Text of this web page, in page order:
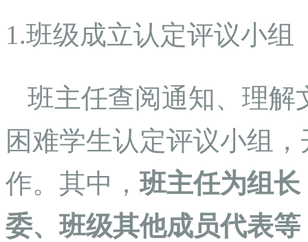
1.班级成立认定评议小组
班主任查阅通知、理解
困难学生认定评议小组
作。其中，班主任为组
委、班级其他成员代表